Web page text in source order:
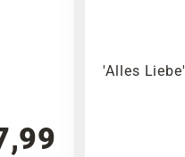
'Alles Liebe'